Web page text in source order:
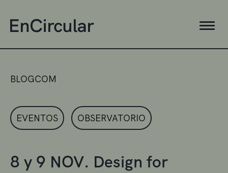
BLOGCOM
EVENTOS OBSERVATORIO
8 y 9 NOV. Design for